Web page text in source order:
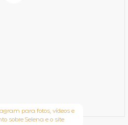
para fotos, vídeos e
sobre Selena e o site